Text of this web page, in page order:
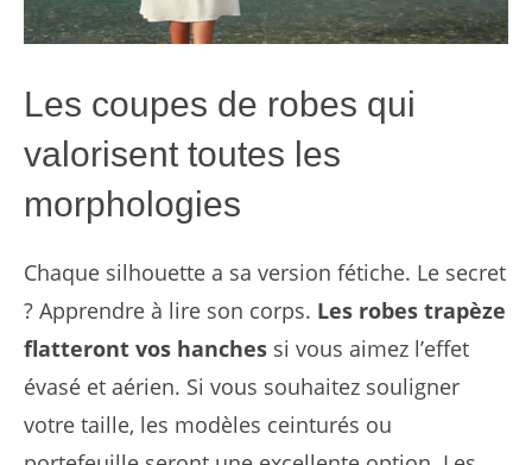
Les coupes de robes qui
valorisent toutes les
morphologies
Chaque silhouette a sa version fétiche. Le secret
? Apprendre à lire son corps. Les robes trapèze
flatteront vos hanches si vous aimez l’effet
évasé et aérien. Si vous souhaitez souligner
votre taille, les modèles ceinturés ou